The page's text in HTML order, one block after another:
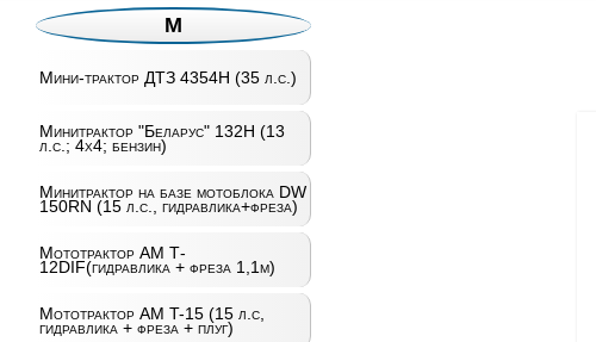
М
Мини-трактор ДТЗ 4354H (35 л.с.)
Минитрактор "Беларус" 132Н (13
л.с.; 4х4; бензин)
Минитрактор на базе мотоблока DW
150RN (15 л.с., гидравлика+фреза)
Мототрактор AM T­
12DIF(гидравлика + фреза 1,1м)
Мототрактор AM T-15 (15 л.с,
гидравлика + фреза + плуг)